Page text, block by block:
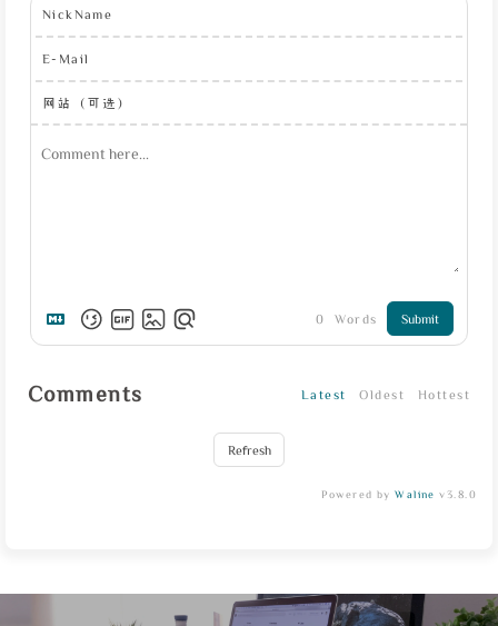
NickName
E-Mail
网站（可选）
0 Words Submit
Comments Latest Oldest Hottest
Refresh
Powered byWaline v3.8.0